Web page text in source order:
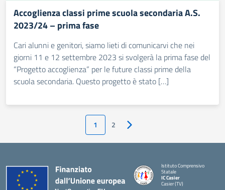
Accoglienza classi prime scuola secondaria A.S.
2023/24 – prima fase
Cari alunni e genitori, siamo lieti di comunicarvi che nei
giorni 11 e 12 settembre 2023 si svolgerà la prima fase del
“Progetto accoglienza” per le future classi prime della
scuola secondaria. Questo progetto è stato […]
1 2 Pagina successiva
Istituto Comprensivo
Statale
IC Casier
Casier (TV)